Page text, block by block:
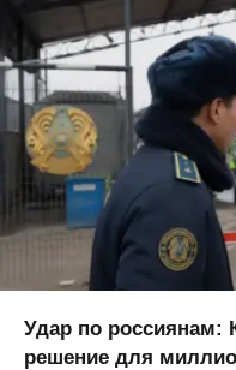
Удар по россиянам:
решение для